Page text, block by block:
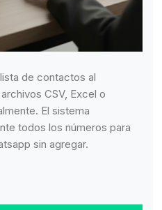
de contactos al
CSV, Excel o
El sistema
todos los números para
sin agregar.